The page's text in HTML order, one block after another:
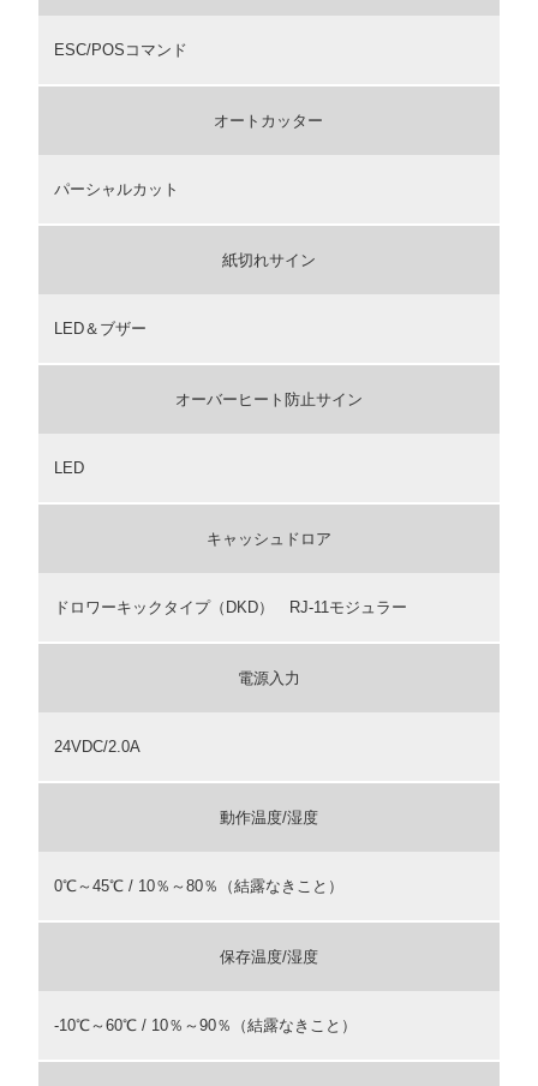
ESC/POSコマンド
オートカッター
パーシャルカット
紙切れサイン
LED＆ブザー
オーバーヒート防止サイン
LED
キャッシュドロア
ドロワーキックタイプ（DKD） RJ-11モジュラー
電源入力
24VDC/2.0A
動作温度/湿度
0℃～45℃ / 10％～80％（結露なきこと）
保存温度/湿度
-10℃～60℃ / 10％～90％（結露なきこと）